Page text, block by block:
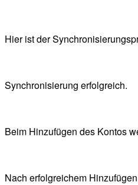
Hier ist der
Synchronisierung erfolgreich.
Beim Hinzufügen des Kontos
Nach erfolgreichem